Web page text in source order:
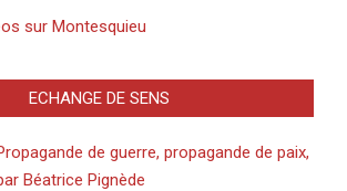
sur Montesquieu
ECHANGE DE SENS
de guerre, propagande de paix,
Béatrice Pignède